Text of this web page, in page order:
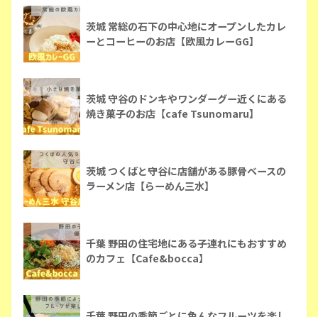
茨城 常総の石下の中心地にオープンしたカレ
ーとコーヒーのお店【欧風カレーGG】
茨城 守谷のドンキやワンダーグー近くにある
焼き菓子のお店【cafe Tsunomaru】
茨城 つくばと守谷に店舗がある豚骨ベースの
ラーメン店【らーめん三水】
千葉 野田の住宅地にある子連れにもおすすめ
のカフェ【Cafe&bocca】